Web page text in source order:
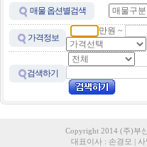
매물 옵션별검색
가격정보
만원 ~
검색하기
Copyright 2014 (주)부
대표이사 : 손경모 |